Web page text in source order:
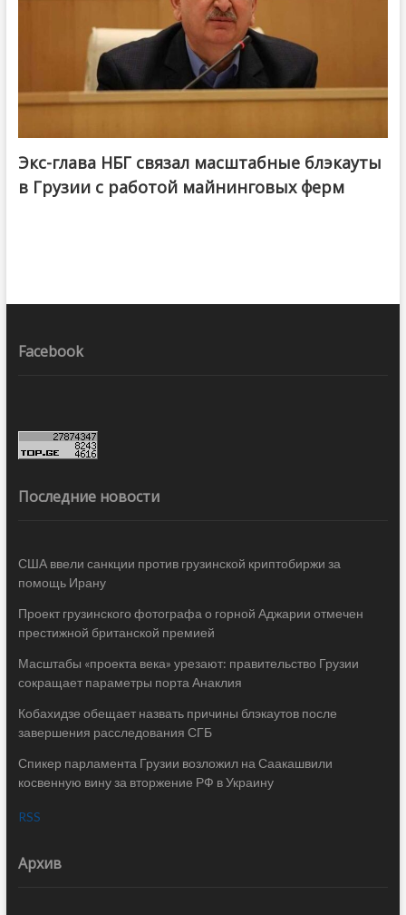
Экс-глава НБГ связал масштабные блэкауты
в Грузии с работой майнинговых ферм
Facebook
Последние новости
США ввели санкции против грузинской криптобиржи за
помощь Ирану
Проект грузинского фотографа о горной Аджарии отмечен
престижной британской премией
Масштабы «проекта века» урезают: правительство Грузии
сокращает параметры порта Анаклия
Кобахидзе обещает назвать причины блэкаутов после
завершения расследования СГБ
Спикер парламента Грузии возложил на Саакашвили
косвенную вину за вторжение РФ в Украину
RSS
Архив